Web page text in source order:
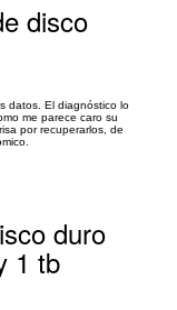
disco
datos. El diagnóstico lo
me parece caro su
por recuperarlos, de
duro
1 tb